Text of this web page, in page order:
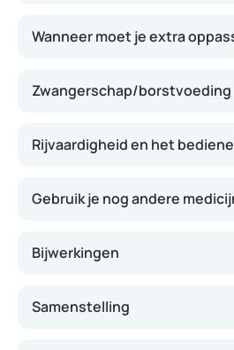
Wanneer moet je extra
Zwangerschap/borstvoeding
Rijvaardigheid en het
Gebruik je nog andere
Bijwerkingen
Samenstelling